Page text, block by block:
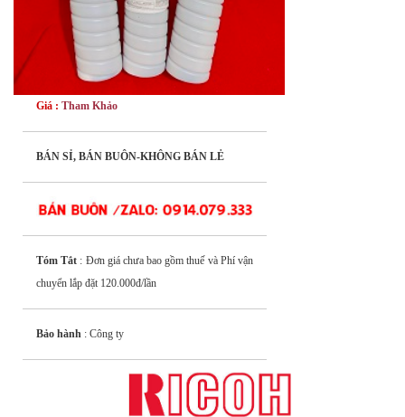
Giá : Tham Khảo
BÁN SỈ, BÁN BUÔN-KHÔNG BÁN LẺ
Tóm Tắt : Đơn giá chưa bao gồm thuế và Phí vận
chuyển lắp đặt 120.000đ/lần
Bảo hành : Công ty